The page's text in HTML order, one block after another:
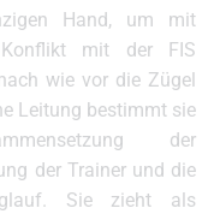
Hand, um mit
Konflikt mit der FIS
wie vor die Zügel
Leitung bestimmt sie
der
der Trainer und die
Sie zieht als